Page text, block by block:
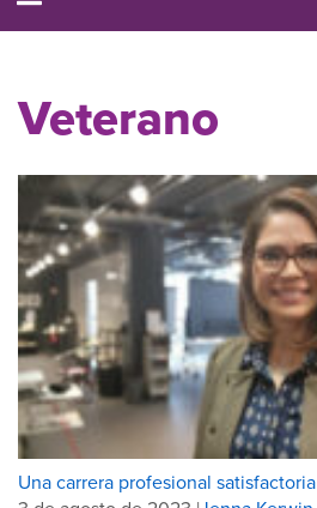
Veterano
Una carrera profesional satisfactoria